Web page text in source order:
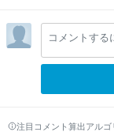
コメントする
注目コメント算出アル